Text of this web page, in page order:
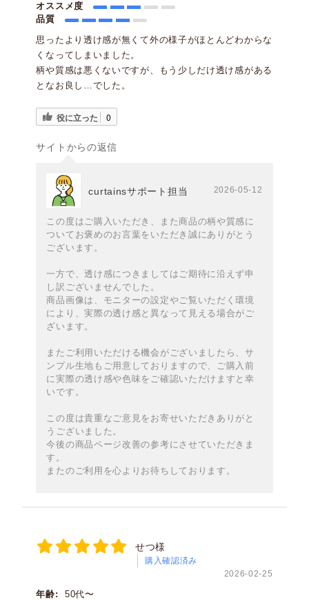
オススメ度
品質
思ったより透け感が無くて外の様子がほとんどわからな
くなってしまいました。
柄や質感は悪くないですが、もう少しだけ透け感がある
となお良し…でした。
役に立った 0
サイトからの返信
curtainsサポート担当 2026-05-12
この度はご購入いただき、また商品の柄や質感に
ついてお褒めのお言葉をいただき誠にありがとう
ございます。
一方で、透け感につきましてはご期待に沿えず申
し訳ございませんでした。
商品画像は、モニターの設定やご覧いただく環境
により、実際の透け感と異なって見える場合がご
ざいます。
またご利用いただける機会がございましたら、サ
ンプル生地もご用意しておりますので、ご購入前
に実際の透け感や色味をご確認いただけますと幸
いです。
この度は貴重なご意見をお寄せいただきありがと
うございました。
今後の商品ページ改善の参考にさせていただきま
す。
またのご利用を心よりお待ちしております。
せつ様
購入確認済み
2026-02-25
年齢:
50代〜